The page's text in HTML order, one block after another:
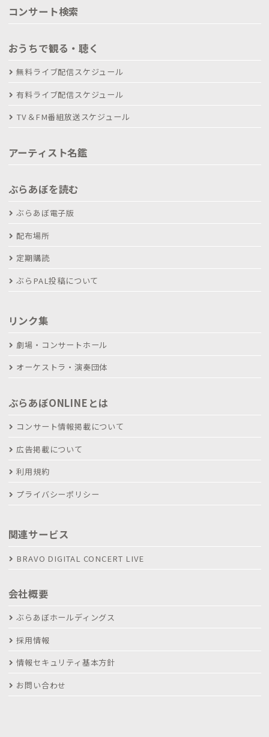
コンサート検索
おうちで観る・聴く
無料ライブ配信スケジュール
有料ライブ配信スケジュール
TV＆FM番組放送スケジュール
アーティスト名鑑
ぶらあぼを読む
ぶらあぼ電子版
配布場所
定期購読
ぶらPAL投稿について
リンク集
劇場・コンサートホール
オーケストラ・演奏団体
ぶらあぼONLINEとは
コンサート情報掲載について
広告掲載について
利用規約
プライバシーポリシー
関連サービス
BRAVO DIGITAL CONCERT LIVE
会社概要
ぶらあぼホールディングス
採用情報
情報セキュリティ基本方針
お問い合わせ